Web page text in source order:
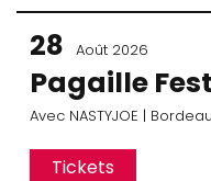
28 Août 2026
Pagaille
Avec NASTYJOE |
Tickets